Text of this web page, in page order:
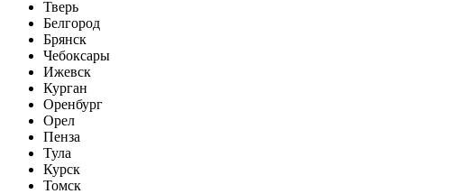
Тверь
Белгород
Брянск
Чебоксары
Ижевск
Курган
Оренбург
Орел
Пенза
Тула
Курск
Томск